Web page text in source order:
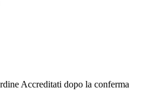
Accreditati dopo la conferma